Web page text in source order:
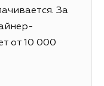
За
от 10 000